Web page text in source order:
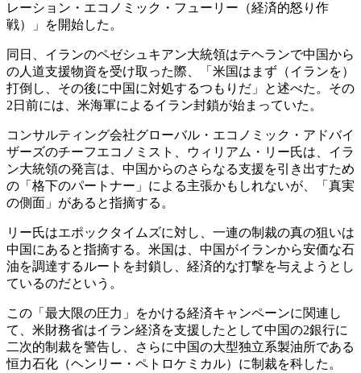
レーション・エコノミック・フューリー（経済的怒り作
戦）」を開始した。
同日、イランのペゼシュキアン大統領はテヘランで中国から
の人道支援物資を受け取った際、「米国はまず（イランを）
打倒し、その後に中国に対処するつもりだ」と述べた。その
2日前には、米海軍によるイラン封鎖が始まっていた。
コンサルティング会社グローバル・エコノミック・アドバイ
ザーズのチーフエコノミスト、ウィリアム・リー氏は、イラ
ン大統領の発言は、中国からのさらなる支援を引き出すため
の「格下のパートナー」による主張かもしれないが、「真実
の側面」があると指摘する。
リー氏はエポックタイムズに対し、一連の制裁の真の狙いは
中国にあると指摘する。米国は、中国がイランから安価な石
油を調達するルートを封鎖し、経済的な打撃を与えようとし
ているのだという。
この「最大限の圧力」をかける経済キャンペーンに関連し
て、米財務省はイラン経済を支援したとして中国の2銀行に
二次的制裁を警告し、さらに中国の大型独立系製油所である
恒力石化（ヘンリー・ペトロケミカル）に制裁を科した。